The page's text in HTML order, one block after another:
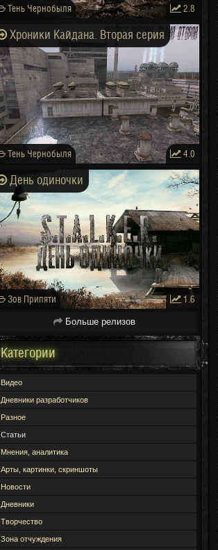
Тень Чернобыля 2.8
Хроники Кайдана. Вторая серия
Тень Чернобыля 4.0
День одиночки
Зов Припяти 1.6
Больше релизов
Категории
Видео
Дневники разработчиков
Разное
Статьи
Мнения, аналитика
Арты, картинки, скриншоты
Новости
Дневники
Творчество
Зона отчуждения